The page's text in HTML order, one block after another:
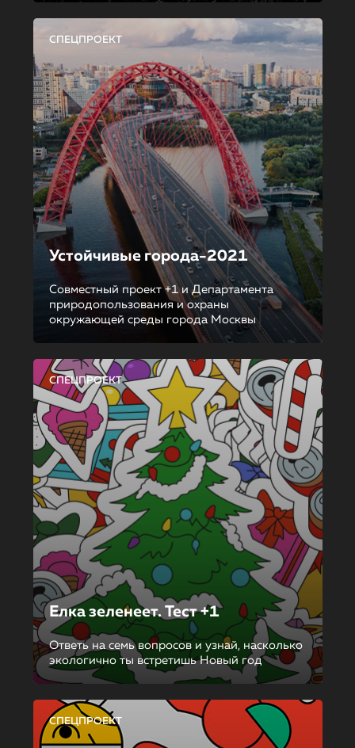
СПЕЦПРОЕКТ
Устойчивые города-2021
Совместный проект +1 и Департамента
природопользования и охраны
окружающей среды города Москвы
СПЕЦПРОЕКТ
Елка зеленеет. Тест +1
Ответь на семь вопросов и узнай, насколько
экологично ты встретишь Новый год
СПЕЦПРОЕКТ